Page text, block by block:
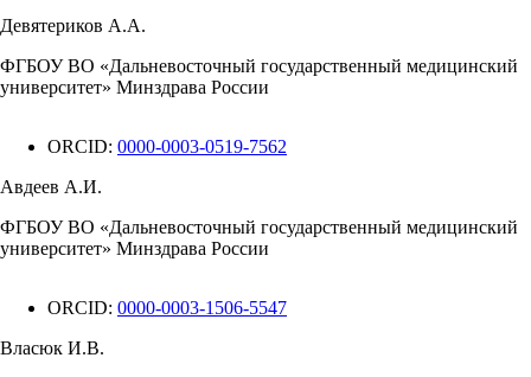
Девятериков А.А.
ФГБОУ ВО «Дальневосточный государственный медицинский
университет» Минздрава России
ORCID: 0000-0003-0519-7562
Авдеев А.И.
ФГБОУ ВО «Дальневосточный государственный медицинский
университет» Минздрава России
ORCID: 0000-0003-1506-5547
Власюк И.В.